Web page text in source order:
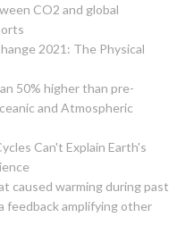
CO2 and global
2021: The Physical
50% higher than pre-
and Atmospheric
Can't Explain Earth's
caused warming during past
feedback amplifying other